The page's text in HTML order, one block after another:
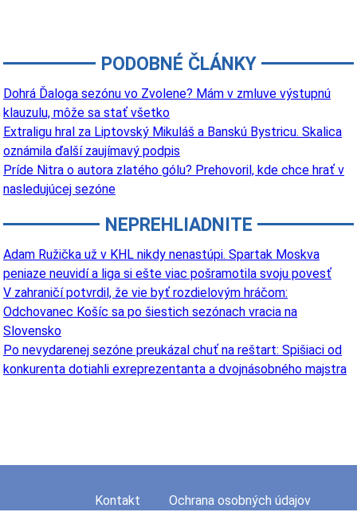
PODOBNÉ ČLÁNKY
Dohrá Ďaloga sezónu vo Zvolene? Mám v zmluve výstupnú
klauzulu, môže sa stať všetko
Extraligu hral za Liptovský Mikuláš a Banskú Bystricu. Skalica
oznámila ďalší zaujímavý podpis
Príde Nitra o autora zlatého gólu? Prehovoril, kde chce hrať v
nasledujúcej sezóne
NEPREHLIADNITE
Adam Ružička už v KHL nikdy nenastúpi. Spartak Moskva
peniaze neuvidí a liga si ešte viac pošramotila svoju povesť
V zahraničí potvrdil, že vie byť rozdielovým hráčom:
Odchovanec Košíc sa po šiestich sezónach vracia na
Slovensko
Po nevydarenej sezóne preukázal chuť na reštart: Spišiaci od
konkurenta dotiahli exreprezentanta a dvojnásobného majstra
Kontakt Ochrana osobných údajov